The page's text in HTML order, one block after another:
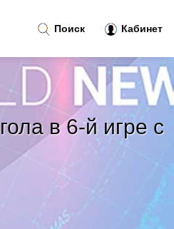
в 6-й игре с
Поиск Кабинет